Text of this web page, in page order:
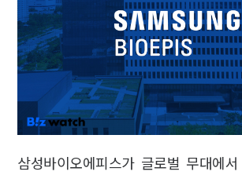
삼성바이오에피스가 글로벌 무대에